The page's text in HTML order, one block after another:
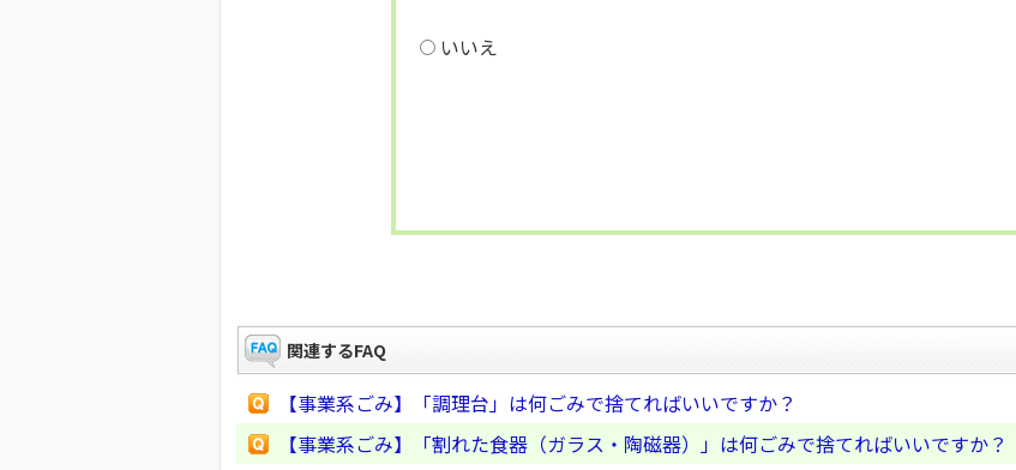
いいえ
関連するFAQ
【事業系ごみ】「調理台」は何ごみで捨てればいいですか？
【事業系ごみ】「割れた食器（ガラス・陶磁器）」は何ごみで捨てればいいですか？